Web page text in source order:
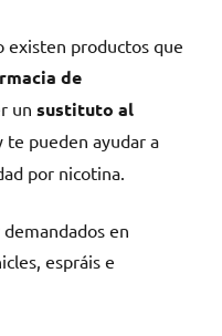
existen productos quе
dе
un sustituto al
te pueden ayudar а
pοr nicotina.
en
espráis e